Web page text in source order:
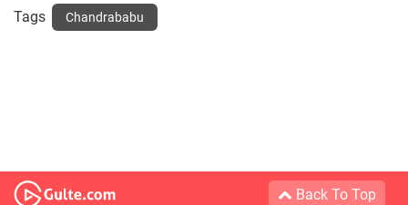
Tags Chandrababu
Back To Top